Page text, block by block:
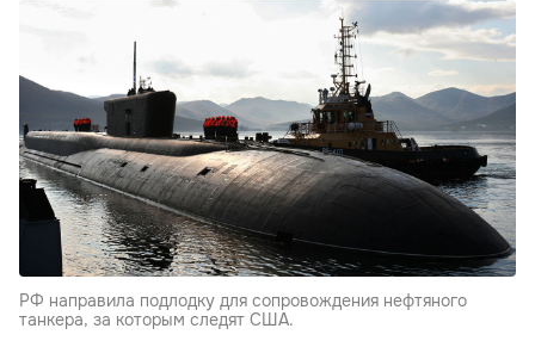
РФ направила подлодку для сопровождения нефтяного
танкера, за которым следят США.